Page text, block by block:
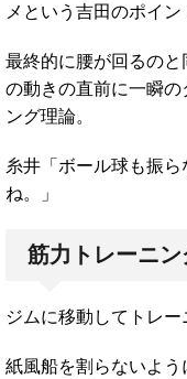
メという吉田のポイン
最終的に腰が回るの
の動きの直前に一瞬
ング理論。
糸井「ボール球も振
ね。」
筋力トレーニン
ジムに移動してトレー
紙風船を割らないよう